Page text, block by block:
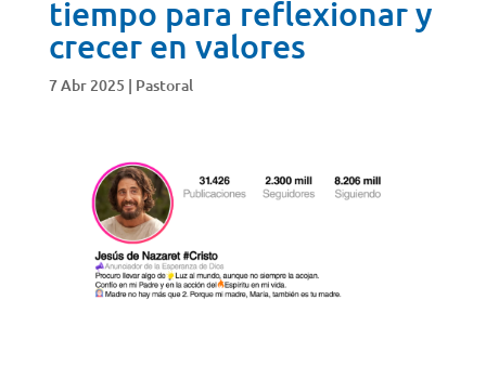
tiempo para reflexionar y
crecer en valores
7 Abr 2025 | Pastoral